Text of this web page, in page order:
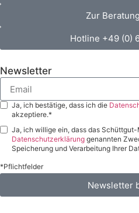
Zur
Hotline +49 (0)
Newsletter
Ja, ich bestätige, dass ich die
akzeptiere.*
Ja, ich willige ein, dass das
Datenschutzerklärung genannten
Speicherung und Verarbeitung Ihrer
*Pflichtfelder
Newsletter